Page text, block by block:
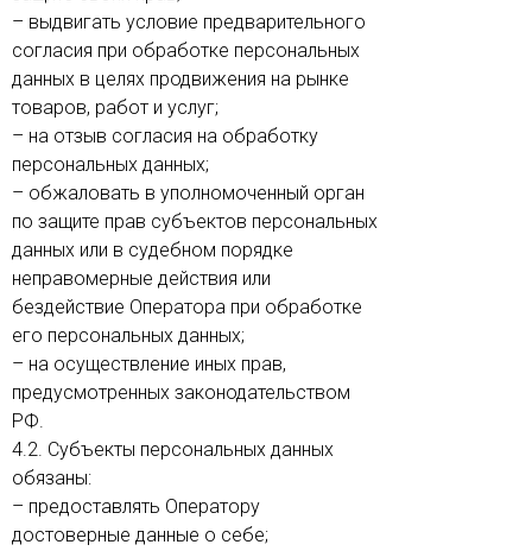
– выдвигать условие предварительного
согласия при обработке персональных
данных в целях продвижения на рынке
товаров, работ и услуг;
– на отзыв согласия на обработку
персональных данных;
– обжаловать в уполномоченный орган
по защите прав субъектов персональных
данных или в судебном порядке
неправомерные действия или
бездействие Оператора при обработке
его персональных данных;
– на осуществление иных прав,
предусмотренных законодательством
РФ.
4.2. Субъекты персональных данных
обязаны:
– предоставлять Оператору
достоверные данные о себе;